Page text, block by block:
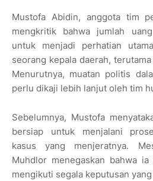
Mustofa Abidin, anggota tim
mengkritik bahwa jumlah
untuk menjadi perhatian
seorang kepala daerah,
Menurutnya, muatan politis
perlu dikaji lebih lanjut oleh tim
Sebelumnya, Mustofa
bersiap untuk menjalani
kasus yang menjeratnya.
Muhdlor menegaskan bahwa
mengikuti segala keputusan